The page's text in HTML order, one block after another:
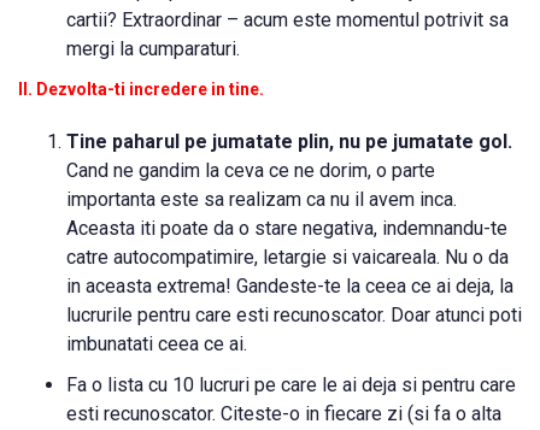
cartii? Extraordinar – acum este momentul potrivit sa
mergi la cumparaturi.
II. Dezvolta-ti incredere in tine.
Tine paharul pe jumatate plin, nu pe jumatate gol.
Cand ne gandim la ceva ce ne dorim, o parte
importanta este sa realizam ca nu il avem inca.
Aceasta iti poate da o stare negativa, indemnandu-te
catre autocompatimire, letargie si vaicareala. Nu o da
in aceasta extrema! Gandeste-te la ceea ce ai deja, la
lucrurile pentru care esti recunoscator. Doar atunci poti
imbunatati ceea ce ai.
Fa o lista cu 10 lucruri pe care le ai deja si pentru care
esti recunoscator. Citeste-o in fiecare zi (si fa o alta